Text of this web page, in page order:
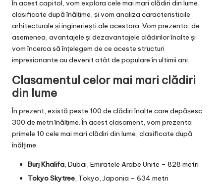
În acest capitol, vom explora cele mai mari clădiri din lume,
clasificate după înălțime, și vom analiza caracteristicile
arhitecturale și ingineriești ale acestora. Vom prezenta, de
asemenea, avantajele și dezavantajele clădirilor înalte și
vom încerca să înțelegem de ce aceste structuri
impresionante au devenit atât de populare în ultimii ani.
Clasamentul celor mai mari clădiri
din lume
În prezent, există peste 100 de clădiri înalte care depășesc
300 de metri înălțime. În acest clasament, vom prezenta
primele 10 cele mai mari clădiri din lume, clasificate după
înălțime:
Burj Khalifa, Dubai, Emiratele Arabe Unite – 828 metri
Tokyo Skytree, Tokyo, Japonia – 634 metri